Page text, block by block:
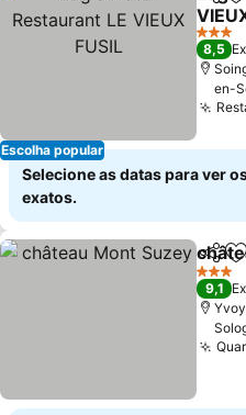
Escolha popular
3
8,5
en-
Selecione as datas para ver
exatos.
3
9,1